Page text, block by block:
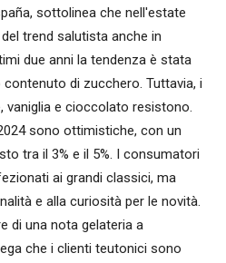
sottolinea che nell'estate
trend salutista anche in
due anni la tendenza è stata
di zucchero. Tuttavia, i
e cioccolato resistono.
sono ottimistiche, con un
tra il 3% e il 5%. I consumatori
ai grandi classici, ma
e alla curiosità per le novità.
di una nota gelateria a
che i clienti teutonici sono